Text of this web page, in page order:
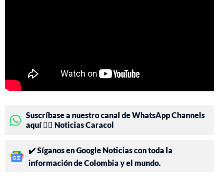
Suscríbase a nuestro canal de WhatsApp Channels
aquí 👉🏻 Noticias Caracol
✔️ Síganos en Google Noticias con toda la
información de Colombia y el mundo.